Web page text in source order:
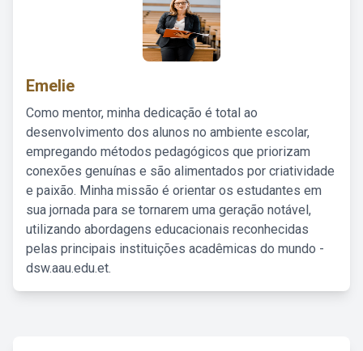
Emelie
Como mentor, minha dedicação é total ao
desenvolvimento dos alunos no ambiente escolar,
empregando métodos pedagógicos que priorizam
conexões genuínas e são alimentados por criatividade
e paixão. Minha missão é orientar os estudantes em
sua jornada para se tornarem uma geração notável,
utilizando abordagens educacionais reconhecidas
pelas principais instituições acadêmicas do mundo -
dsw.aau.edu.et.